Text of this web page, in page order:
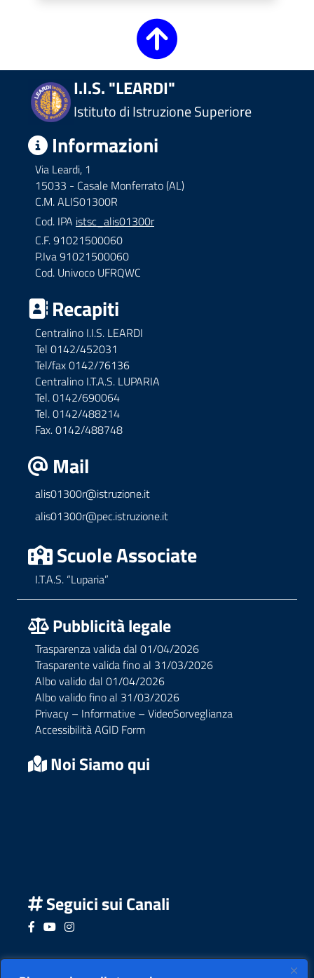
I.I.S. "LEARDI"
Istituto di Istruzione Superiore
Informazioni
Via Leardi, 1
15033 - Casale Monferrato (AL)
C.M. ALIS01300R
Cod. IPA istsc_alis01300r
C.F. 91021500060
P.Iva 91021500060
Cod. Univoco UFRQWC
Recapiti
Centralino I.I.S. LEARDI
Tel 0142/452031
Tel/fax 0142/76136
Centralino I.T.A.S. LUPARIA
Tel. 0142/690064
Tel. 0142/488214
Fax. 0142/488748
Mail
alis01300r@istruzione.it
alis01300r@pec.istruzione.it
Scuole Associate
I.T.A.S. “Luparia”
Pubblicità legale
Trasparenza valida dal 01/04/2026
Trasparente valida fino al 31/03/2026
Albo valido dal 01/04/2026
Albo valido fino al 31/03/2026
Privacy – Informative – VideoSorveglianza
Accessibilità AGID Form
Noi Siamo qui
Seguici sui Canali
Seguici su Facebook
Seguici su YouTube
Seguici su Instagram